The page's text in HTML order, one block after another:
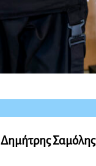
Δημήτρης Σαμόλης